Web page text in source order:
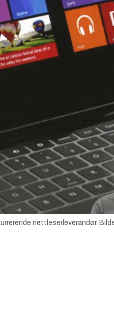
nettleserleverandør.